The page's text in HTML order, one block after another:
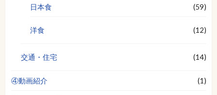
日本食 (59)
洋食 (12)
交通・住宅 (14)
④動画紹介 (1)